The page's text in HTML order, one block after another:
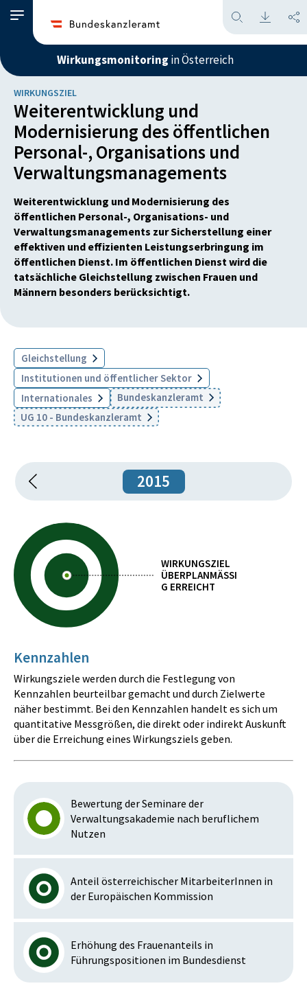
Wirkungsmonitoring in Österreich
WIRKUNGSZIEL
Weiterentwicklung und
Modernisierung des öffentlichen
Personal-, Organisations und
Verwaltungsmanagements
Weiterentwicklung und Modernisierung des
öffentlichen Personal-, Organisations- und
Verwaltungsmanagements zur Sicherstellung einer
effektiven und effizienten Leistungserbringung im
öffentlichen Dienst. Im öffentlichen Dienst wird die
tatsächliche Gleichstellung zwischen Frauen und
Männern besonders berücksichtigt.
Gleichstellung
Institutionen und öffentlicher Sektor
Internationales
Bundeskanzleramt
UG 10 - Bundeskanzleramt
2015
WIRKUNGSZIEL
ÜBERPLANMÄSSIG
ERREICHT
Kennzahlen
Wirkungsziele werden durch die Festlegung von
Kennzahlen beurteilbar gemacht und durch Zielwerte
näher bestimmt. Bei den Kennzahlen handelt es sich um
quantitative Messgrößen, die direkt oder indirekt Auskunft
über die Erreichung eines Wirkungsziels geben.
Bewertung der Seminare der
Verwaltungsakademie nach beruflichem
Nutzen
Anteil österreichischer MitarbeiterInnen in
der Europäischen Kommission
Erhöhung des Frauenanteils in
Führungspositionen im Bundesdienst